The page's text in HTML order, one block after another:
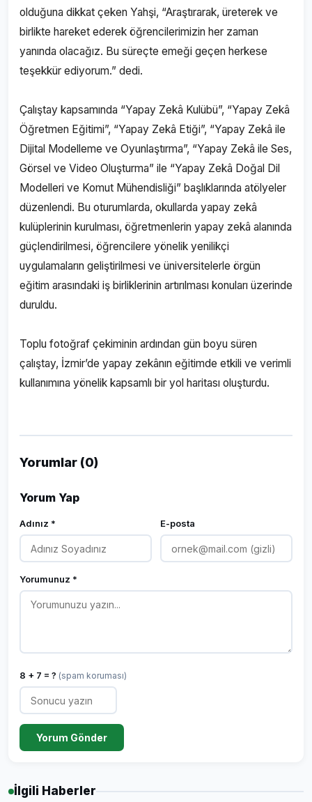
olduğuna dikkat çeken Yahşi, “Araştırarak, üreterek ve
birlikte hareket ederek öğrencilerimizin her zaman
yanında olacağız. Bu süreçte emeği geçen herkese
teşekkür ediyorum.” dedi.
Çalıştay kapsamında “Yapay Zekâ Kulübü”, “Yapay Zekâ
Öğretmen Eğitimi”, “Yapay Zekâ Etiği”, “Yapay Zekâ ile
Dijital Modelleme ve Oyunlaştırma”, “Yapay Zekâ ile Ses,
Görsel ve Video Oluşturma” ile “Yapay Zekâ Doğal Dil
Modelleri ve Komut Mühendisliği” başlıklarında atölyeler
düzenlendi. Bu oturumlarda, okullarda yapay zekâ
kulüplerinin kurulması, öğretmenlerin yapay zekâ alanında
güçlendirilmesi, öğrencilere yönelik yenilikçi
uygulamaların geliştirilmesi ve üniversitelerle örgün
eğitim arasındaki iş birliklerinin artırılması konuları üzerinde
duruldu.
Toplu fotoğraf çekiminin ardından gün boyu süren
çalıştay, İzmir’de yapay zekânın eğitimde etkili ve verimli
kullanımına yönelik kapsamlı bir yol haritası oluşturdu.
Yorumlar (0)
Yorum Yap
Adınız * E-posta
Yorumunuz *
8 + 7 = ? (spam koruması)
Yorum Gönder
İlgili Haberler